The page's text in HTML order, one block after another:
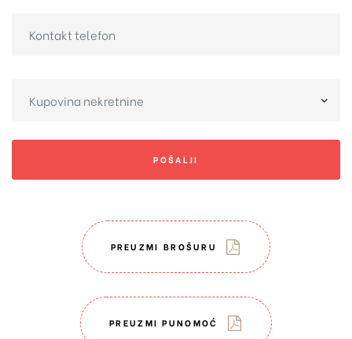
POŠALJI
PREUZMI BROŠURU
PREUZMI PUNOMOĆ